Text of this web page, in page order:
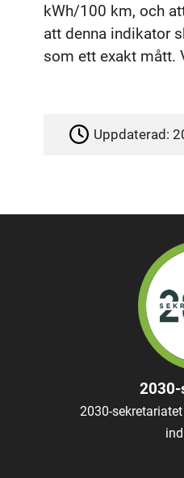
kWh/100 km, och
att denna indikator
som ett exakt mått.
Uppdaterad:
2030-
2030-